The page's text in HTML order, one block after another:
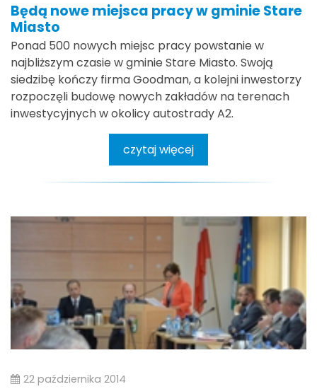
Będą nowe miejsca pracy w gminie Stare
Miasto
Ponad 500 nowych miejsc pracy powstanie w
najbliższym czasie w gminie Stare Miasto. Swoją
siedzibę kończy firma Goodman, a kolejni inwestorzy
rozpoczęli budowę nowych zakładów na terenach
inwestycyjnych w okolicy autostrady A2.
czytaj więcej
22 października 2014